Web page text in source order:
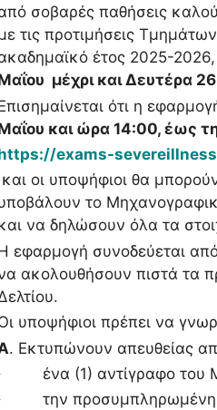
σοβαρές παθήσεις
τις προτιμήσεις
έτος 2025-2026,
μέχρι και Δευτέρα
ότι η
και ώρα 14:00, έως
exams-
και οι υποψήφιοι θα
το
να δηλώσουν όλα τα
εφαρμογή συνοδεύεται
ακολουθήσουν πιστά τα
υποψήφιοι πρέπει να
. Εκτυπώνουν απευθείας
ένα (1) αντίγραφο του
την προσυμπληρωμένη